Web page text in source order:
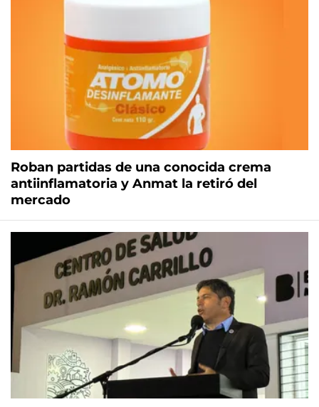
Roban partidas de una conocida crema
antiinflamatoria y Anmat la retiró del
mercado